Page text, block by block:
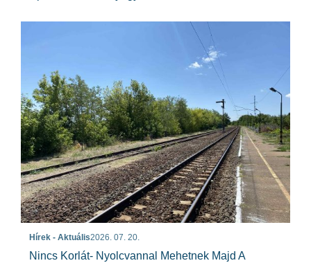
Hírek - Aktuális2026. 07. 20.
Nincs Korlát- Nyolcvannal Mehetnek Majd A